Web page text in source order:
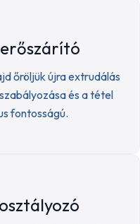
őröljük újra extrudálás
és a tétel
fontosságú.